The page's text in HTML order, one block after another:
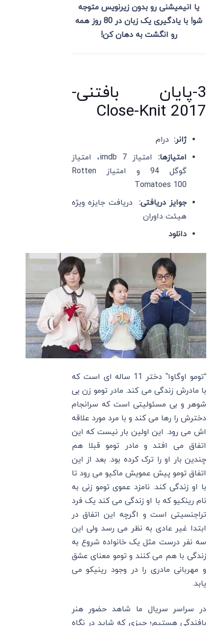
یا انیمیشنی رو بدون زیرنویس متوجه
شو! با یادگیری یک زبان در 80 روز همه
رو انگشت به دهان کن!
3-پایان بافتنی-
Close-Knit 2017
ژانر: درام
امتیازها:
امتیاز imdb 7، امتیاز
گوگل 94 و امتیاز Rotten
Tomatoes 100
جوایز دریافتی: دریافت جایزه ویژه
هیئت داوران
دانلود
“تومو اوگاوا” دختر 11 ساله ای است که
با مادرش زندگی می کند. مادر تومو زن بی
شوهر و بی مسئولیتی است که سرانجام
دخترش را رها می کند و با مرد مورد علاقه
اش می رود. این اولین بار نیست که این
اتفاق می افتد و مادر تومو قبلا هم
چندین بار او را ترک کرده بود. بعد از این
اتفاق تومو پیش عمویش ماکیو می رود تا
با او زندگی کند. نامزد عموی تومو زنی به
نام رینکیو که با او زندگی می کند یک فرد
تراجنسیتی است و اگرچه این اتفاق در
ابتدا غیر عادی به نظر می رسد ولی این
سه نفر درست مثل یک خانواده شروع به
زندگی با هم می کنند و تومو معنای عشق
و مهربانی مادری را در وجود رینیکو می
یابد.
در سراسر سریال ما شاهد حضور هنر
بافندگی هستیم؛ چیزی که شاید در نگاه